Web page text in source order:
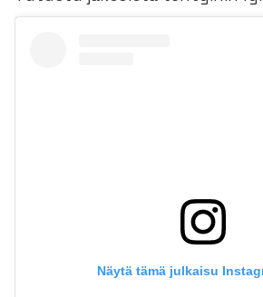
Näytä tämä julkaisu